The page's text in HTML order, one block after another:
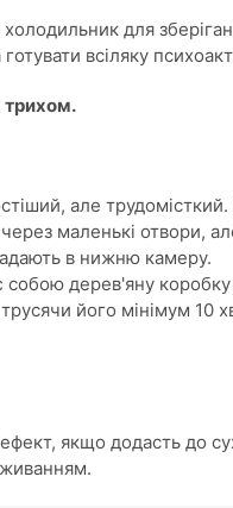
холодильник для
всіляку
трихом.
але трудомісткий.
маленькі отвори,
в нижню камеру.
дерев'яну
його мінімум 10
якщо додасть до